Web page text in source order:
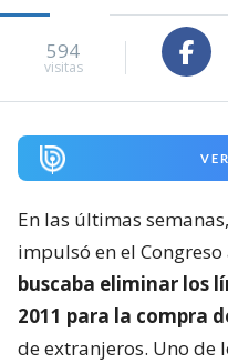
594
visitas
En las últimas
impulsó en el
buscaba eliminar los
2011 para la compra
de extranjeros. Uno de